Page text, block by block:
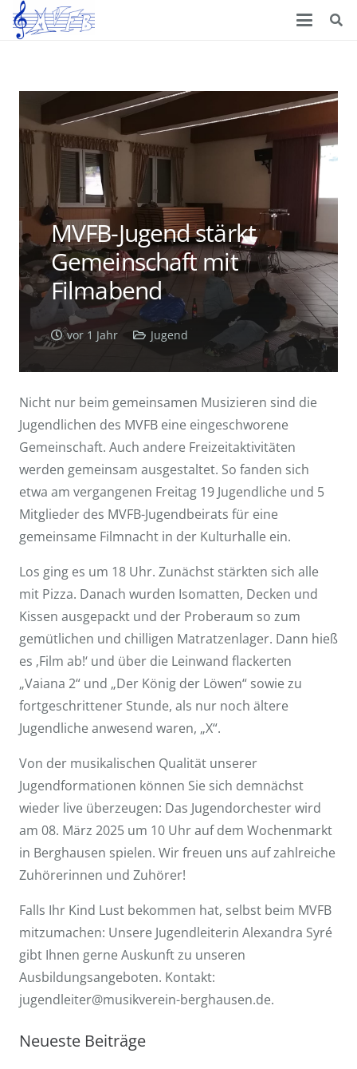
MVFB-Jugend stärkt
Gemeinschaft mit
Filmabend
vor 1 Jahr Jugend
Nicht nur beim gemeinsamen Musizieren sind die
Jugendlichen des MVFB eine eingeschworene
Gemeinschaft. Auch andere Freizeitaktivitäten
werden gemeinsam ausgestaltet. So fanden sich
etwa am vergangenen Freitag 19 Jugendliche und 5
Mitglieder des MVFB-Jugendbeirats für eine
gemeinsame Filmnacht in der Kulturhalle ein.
Los ging es um 18 Uhr. Zunächst stärkten sich alle
mit Pizza. Danach wurden Isomatten, Decken und
Kissen ausgepackt und der Proberaum so zum
gemütlichen und chilligen Matratzenlager. Dann hieß
es ‚Film ab!‘ und über die Leinwand flackerten
„Vaiana 2“ und „Der König der Löwen“ sowie zu
fortgeschrittener Stunde, als nur noch ältere
Jugendliche anwesend waren, „X“.
Von der musikalischen Qualität unserer
Jugendformationen können Sie sich demnächst
wieder live überzeugen: Das Jugendorchester wird
am 08. März 2025 um 10 Uhr auf dem Wochenmarkt
in Berghausen spielen. Wir freuen uns auf zahlreiche
Zuhörerinnen und Zuhörer!
Falls Ihr Kind Lust bekommen hat, selbst beim MVFB
mitzumachen: Unsere Jugendleiterin Alexandra Syré
gibt Ihnen gerne Auskunft zu unseren
Ausbildungsangeboten. Kontakt:
jugendleiter@musikverein-berghausen.de.
Neueste Beiträge